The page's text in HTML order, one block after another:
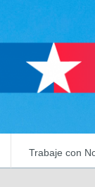
Trabaje con